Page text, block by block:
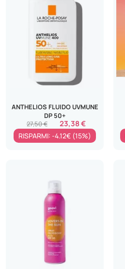
ANTHELIOS FLUIDO UVMUNE
DP 50+
23,38 €
27,50 €
RISPARMI: -4.12€ (15%)